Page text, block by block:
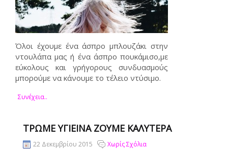
Όλοι έχουμε ένα άσπρο μπλουζάκι στην
ντουλάπα μας ή ένα άσπρο πουκάμισο,με
εύκολους και γρήγορους συνδυασμούς
μπορούμε να κάνουμε το τέλειο ντύσιμο.
Συνέχεια..
ΤΡΏΜΕ ΥΓΙΕΙΝΆ ΖΟΎΜΕ ΚΑΛΎΤΕΡΑ
22 Δεκεμβρίου 2015 Χωρίς Σχόλια